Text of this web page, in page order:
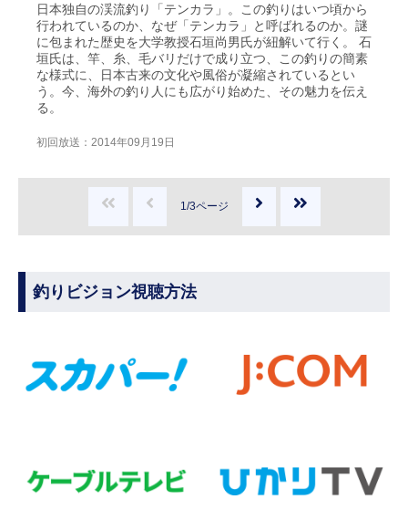
日本独自の渓流釣り「テンカラ」。この釣りはいつ頃から
行われているのか、なぜ「テンカラ」と呼ばれるのか。謎
に包まれた歴史を大学教授石垣尚男氏が紐解いて行く。 石
垣氏は、竿、糸、毛バリだけで成り立つ、この釣りの簡素
な様式に、日本古来の文化や風俗が凝縮されているとい
う。今、海外の釣り人にも広がり始めた、その魅力を伝え
る。
初回放送：2014年09月19日
1/3ページ
釣りビジョン視聴方法